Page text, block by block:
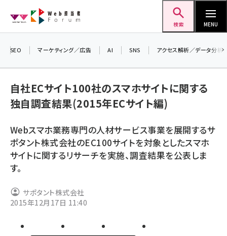
ン
検索 MENU
ai (2811)
youtube (2439)
セミナー (2308)
z世代 (1623)
meo (1277)
SEO マーケティング／広告 AI SNS アクセス解析／データ分析
自社ECサイト100社のスマホサイトに関する
独自調査結果(2015年ECサイト編)
Webスマホ業務専門の人材サービス事業を展開するサ
ポタント株式会社のEC100サイトを対象としたスマホ
サイトに関するリサーチを実施、調査結果を公表しま
す。
サポタント株式会社
2015年12月17日 11:40